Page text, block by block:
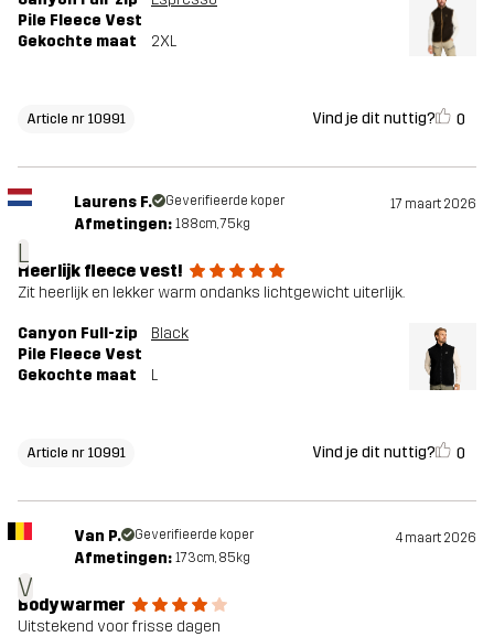
Pile Fleece Vest
Gekochte maat 2XL
Article nr 10991 Vind je dit nuttig? 0
L
Laurens F. Geverifieerde koper 17 maart 2026
Afmetingen: 188cm, 75kg
Heerlijk fleece vest!
Zit heerlijk en lekker warm ondanks lichtgewicht uiterlijk.
Canyon Full-zip
Pile Fleece Vest
Black
Gekochte maat L
Article nr 10991 Vind je dit nuttig? 0
V
Van P. Geverifieerde koper 4 maart 2026
Afmetingen: 173cm, 85kg
Bodywarmer
Uitstekend voor frisse dagen